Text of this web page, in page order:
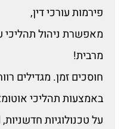
פירמות עורכי דין,
מאפשרת ניהול תהליכי
מרבית!
חוסכים זמן. מגדילים
באמצעות תהליכי